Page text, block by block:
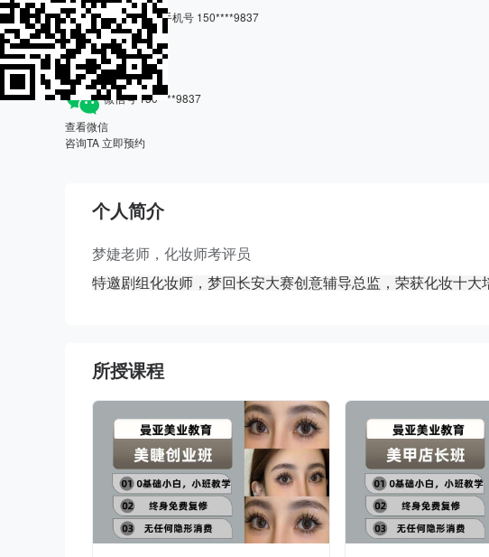
手机号 150****9837
查看电话
微信号 150****9837
查看微信
咨询TA立即预约
个人简介
梦婕老师，化妆师考评员
特邀剧组化妆师，梦回长安大赛创意辅导总监，荣获化妆十
所授课程